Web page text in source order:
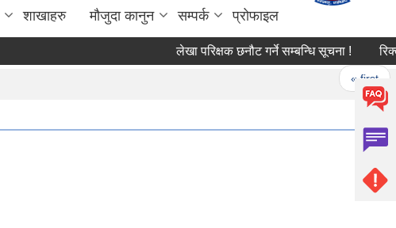
शाखाहरु मौजुदा कानुन सम्पर्क प्रोफाइल
लेखा परिक्षक छनौट गर्ने सम्बन्धि सूचना !
« first